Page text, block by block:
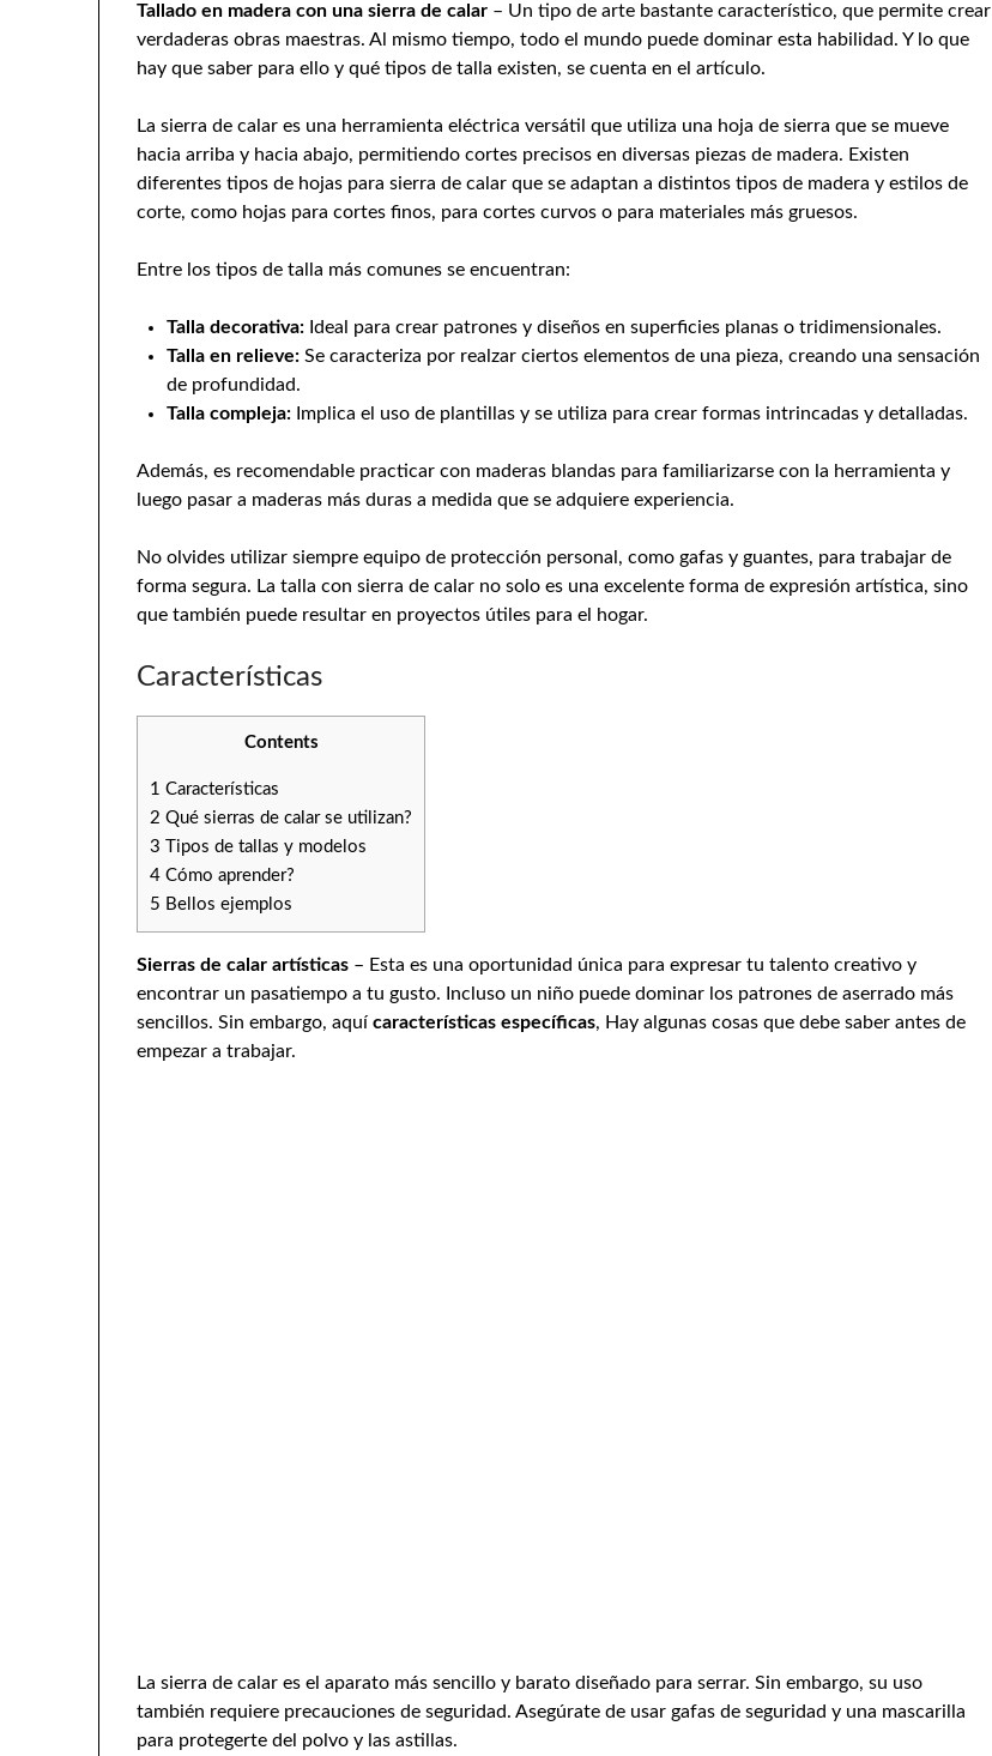
Tallado en madera con una sierra de calar – Un tipo de arte bastante característico, que permite crear
verdaderas obras maestras. Al mismo tiempo, todo el mundo puede dominar esta habilidad. Y lo que
hay que saber para ello y qué tipos de talla existen, se cuenta en el artículo.
La sierra de calar es una herramienta eléctrica versátil que utiliza una hoja de sierra que se mueve
hacia arriba y hacia abajo, permitiendo cortes precisos en diversas piezas de madera. Existen
diferentes tipos de hojas para sierra de calar que se adaptan a distintos tipos de madera y estilos de
corte, como hojas para cortes finos, para cortes curvos o para materiales más gruesos.
Entre los tipos de talla más comunes se encuentran:
Talla decorativa: Ideal para crear patrones y diseños en superficies planas o tridimensionales.
Talla en relieve: Se caracteriza por realzar ciertos elementos de una pieza, creando una sensación
de profundidad.
Talla compleja: Implica el uso de plantillas y se utiliza para crear formas intrincadas y detalladas.
Además, es recomendable practicar con maderas blandas para familiarizarse con la herramienta y
luego pasar a maderas más duras a medida que se adquiere experiencia.
No olvides utilizar siempre equipo de protección personal, como gafas y guantes, para trabajar de
forma segura. La talla con sierra de calar no solo es una excelente forma de expresión artística, sino
que también puede resultar en proyectos útiles para el hogar.
Características
Contents
1 Características
2 Qué sierras de calar se utilizan?
3 Tipos de tallas y modelos
4 Cómo aprender?
5 Bellos ejemplos
Sierras de calar artísticas – Esta es una oportunidad única para expresar tu talento creativo y
encontrar un pasatiempo a tu gusto. Incluso un niño puede dominar los patrones de aserrado más
sencillos. Sin embargo, aquícaracterísticas específicas, Hay algunas cosas que debe saber antes de
empezar a trabajar.
La sierra de calar es el aparato más sencillo y barato diseñado para serrar. Sin embargo, su uso
también requiere precauciones de seguridad. Asegúrate de usar gafas de seguridad y una mascarilla
para protegerte del polvo y las astillas.